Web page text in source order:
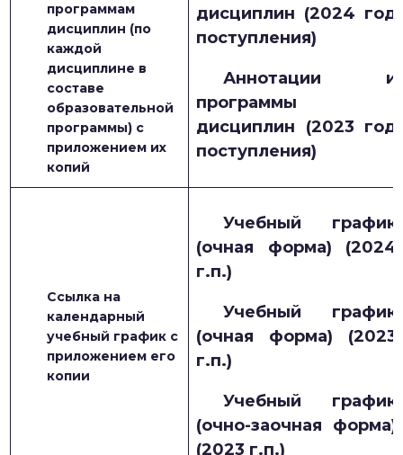
программам
дисциплин (по
каждой
дисциплине в
составе
образовательной
программы) с
приложением их
копий
дисциплин (2024 год
поступления)
Аннотации и
программы
дисциплин (2023 год
поступления)
Ссылка на
календарный
учебный график с
приложением его
копии
Учебный график
(очная форма) (2024
г.п.)
Учебный график
(очная форма) (2023
г.п.)
Учебный график
(очно-заочная форма)
(2023 г.п.)